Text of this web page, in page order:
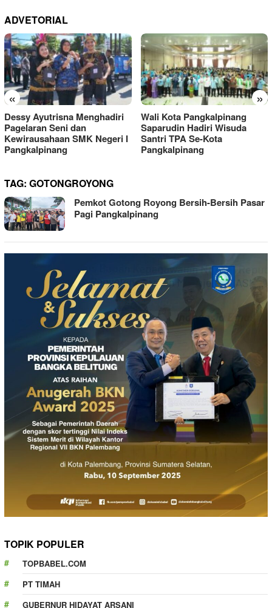
ADVETORIAL
« »
Dessy Ayutrisna Menghadiri
Pagelaran Seni dan
Kewirausahaan SMK Negeri I
Pangkalpinang
Wali Kota Pangkalpinang
Saparudin Hadiri Wisuda
Santri TPA Se-Kota
Pangkalpinang
TAG: GOTONGROYONG
Pemkot Gotong Royong Bersih-Bersih Pasar
Pagi Pangkalpinang
TOPIK POPULER
TOPBABEL.COM
PT TIMAH
GUBERNUR HIDAYAT ARSANI